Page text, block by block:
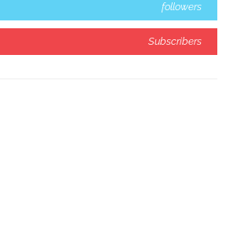
followers
Subscribers